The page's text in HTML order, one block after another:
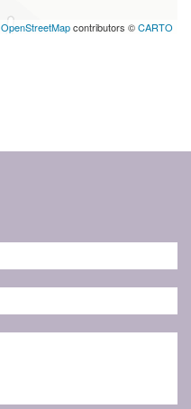
OpenStreetMapcontributors ©CARTO